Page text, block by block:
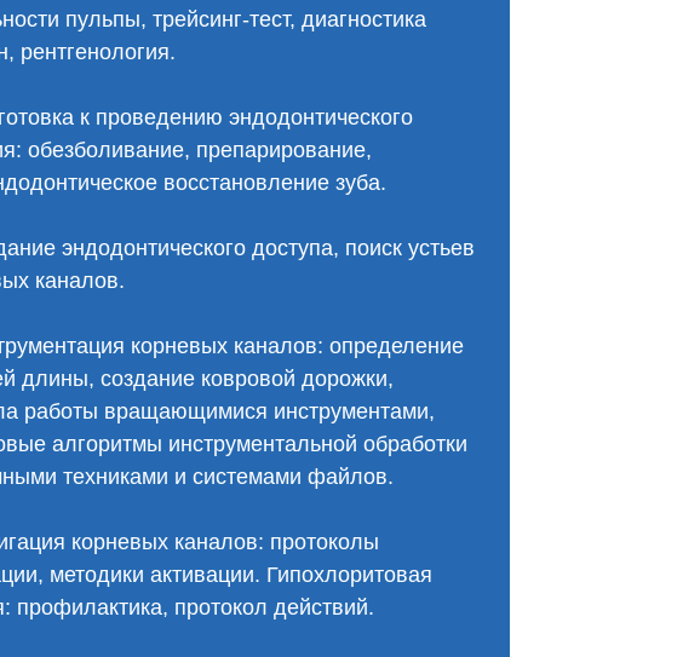
пульпы, трейсинг-тест, диагностика
рентгенология.
к проведению эндодонтического
обезболивание, препарирование,
восстановление зуба.
эндодонтического доступа, поиск устьев
каналов.
корневых каналов: определение
длины, создание ковровой дорожки,
работы вращающимися инструментами,
алгоритмы инструментальной обработки
техниками и системами файлов.
корневых каналов: протоколы
методики активации. Гипохлоритовая
профилактика, протокол действий.